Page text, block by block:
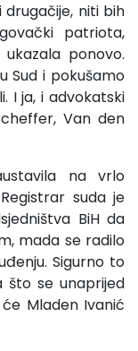
drugačije, niti bih
patriota,
ponovo.
Sud i pokušamo
I ja, i advokatski
Van den
na vrlo
suda je
BiH da
mada se radilo
Sigurno to
što se unaprijed
Mladen Ivanić